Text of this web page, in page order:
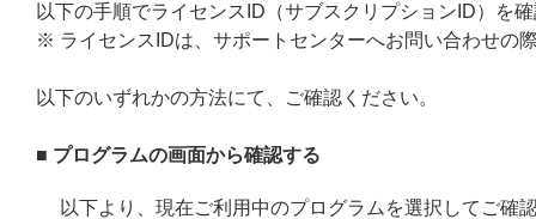
以下の手順でライセンスID（サブスクリプションID）を
※ ライセンスIDは、サポートセンターへお問い合わせの
以下のいずれかの方法にて、ご確認ください。
■ プログラムの画面から確認する
以下より、現在ご利用中のプログラムを選択してご確